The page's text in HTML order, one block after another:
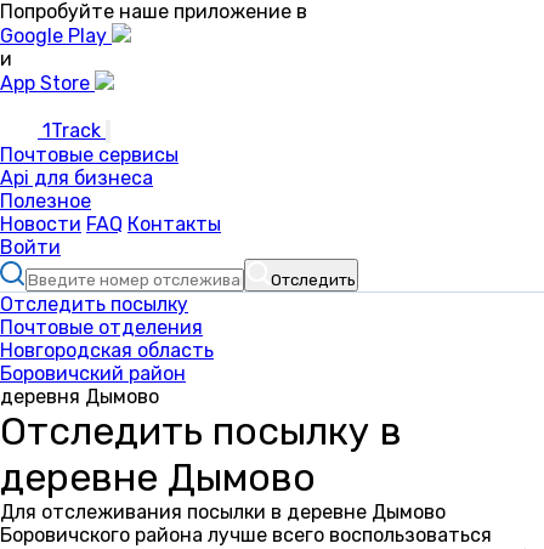
Попробуйте наше приложение в
Google Play
и
App Store
1Track
Почтовые сервисы
Api для бизнеса
Полезное
Новости FAQ Контакты
Войти
Отследить
Отследить посылку
Почтовые отделения
Новгородская область
Боровичский район
деревня Дымово
Отследить посылку в
деревне Дымово
Для отслеживания посылки в деревне Дымово
Боровичского района лучше всего воспользоваться